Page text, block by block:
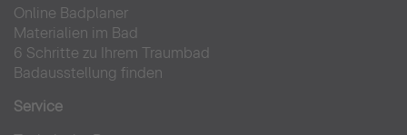
Online Badplaner
Materialien im Bad
6 Schritte zu Ihrem Traumbad
Badausstellung finden
Service